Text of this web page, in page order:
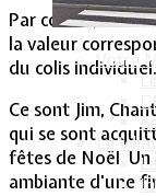
Votre
Le
Par contre, les
la valeur
du colis individuel.
Ce sont Jim,
qui se sont
fêtes de Noël.
ambiante d'une